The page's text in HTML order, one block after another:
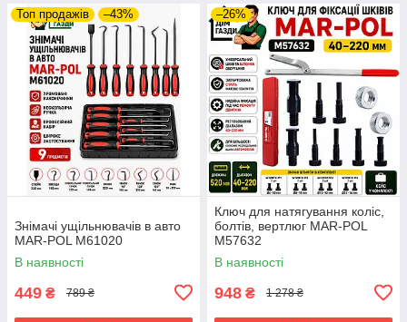
Топ продажів –43%
Знімачі ущільнювачів в авто
MAR-POL M61020
В наявності
449 ₴ 789 ₴
–26%
Ключ для натягування коліс,
болтів, вертлюг MAR-POL
M57632
В наявності
948 ₴ 1 278 ₴